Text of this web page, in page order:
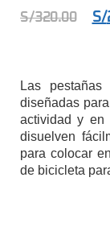
S/320.00 S/
Las
diseñadas
actividad y en
disuelven
para colocar
de bicicleta